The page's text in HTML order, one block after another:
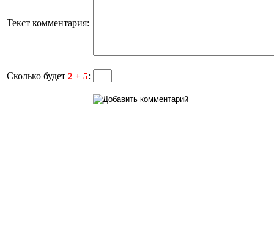
Текст комментария:
Сколько будет 2 + 5: